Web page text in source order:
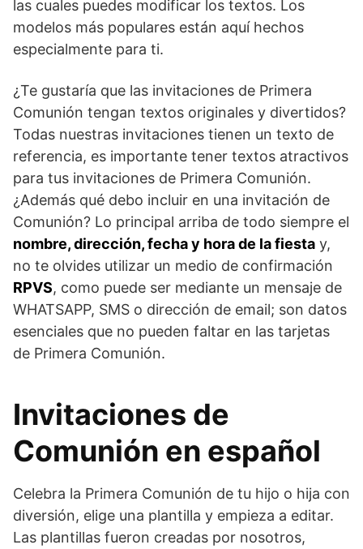
las cuales puedes modificar los textos. Los
modelos más populares están aquí hechos
especialmente para ti.
¿Te gustaría que las invitaciones de Primera
Comunión tengan textos originales y divertidos?
Todas nuestras invitaciones tienen un texto de
referencia, es importante tener textos atractivos
para tus invitaciones de Primera Comunión.
¿Además qué debo incluir en una invitación de
Comunión? Lo principal arriba de todo siempre el
nombre, dirección, fecha y hora de la fiesta y,
no te olvides utilizar un medio de confirmación
RPVS, como puede ser mediante un mensaje de
WHATSAPP, SMS o dirección de email; son datos
esenciales que no pueden faltar en las tarjetas
de Primera Comunión.
Invitaciones de
Comunión en español
Celebra la Primera Comunión de tu hijo o hija con
diversión, elige una plantilla y empieza a editar.
Las plantillas fueron creadas por nosotros,